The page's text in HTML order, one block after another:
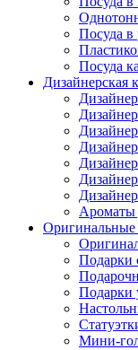
Посуда в
Посуда
Дизайнерская
Ароматы
Оригинальные
Подарки
Подарки
Мини-